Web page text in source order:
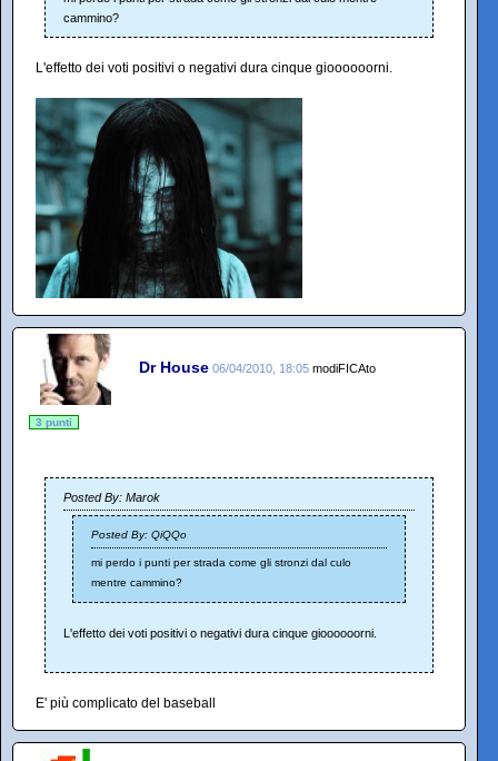
cammino?
L'effetto dei voti positivi o negativi dura cinque gioooooorni.
Dr House 06/04/2010, 18:05 modiFICAto
3 punti
Posted By: Marok
Posted By: QiQQo
mi perdo i punti per strada come gli stronzi dal culo
mentre cammino?
L'effetto dei voti positivi o negativi dura cinque gioooooorni.
E' più complicato del baseball